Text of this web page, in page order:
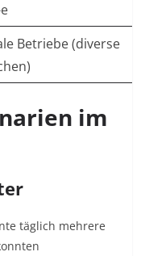
Betriebe (diverse
im
täglich mehrere